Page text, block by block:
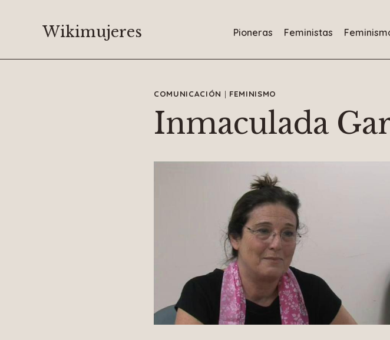
Wikimujeres Pioneras Feministas
COMUNICACIÓN | FEMINISMO
Inmaculada